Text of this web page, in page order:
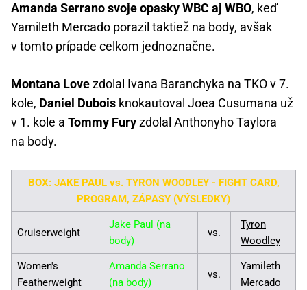
Amanda Serrano svoje opasky WBC aj WBO, keď
Yamileth Mercado porazil taktiež na body, avšak
v tomto prípade celkom jednoznačne.
Montana Lovezdolal Ivana Baranchyka na TKO v 7.
kole, Daniel Dubois knokautoval Joea Cusumana už
v 1. kole a Tommy Furyzdolal Anthonyho Taylora
na body.
BOX: JAKE PAUL vs. TYRON WOODLEY - FIGHT CARD,
PROGRAM, ZÁPASY (VÝSLEDKY)
Cruiserweight
Jake Paul (na
body)
vs.
Tyron
Woodley
Women's
Featherweight
Amanda Serrano
(na body)
vs.
Yamileth
Mercado